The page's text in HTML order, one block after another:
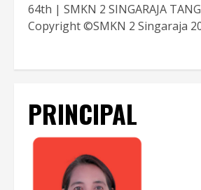
64th | SMKN 2 SINGARAJA
Copyright ©SMKN 2 Singaraja
PRINCIPAL